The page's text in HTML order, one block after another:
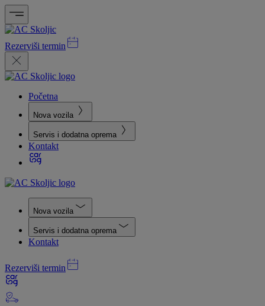
Rezerviši termin
Početna
Nova vozila
Servis i dodatna oprema
Kontakt
Nova vozila
Servis i dodatna oprema
Kontakt
Rezerviši termin